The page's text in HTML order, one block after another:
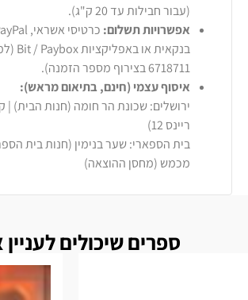
(עבור חבילות עד 20 ק"ג).
אפשרויות תשלום:
6718711 בצירוף מספר הזמנה).
איסוף עצמי (חינם, בתיאום מראש):
ירושלים: שכונת הר חומה (חנות הבית)
ריינס 12)
בית הספארי: שער בנימין (חנות בית
מכמש (מחסן ההוצאה)
ספרים שיכולים